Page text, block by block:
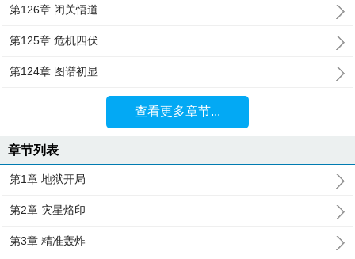
第126章 闭关悟道
第125章 危机四伏
第124章 图谱初显
查看更多章节...
章节列表
第1章 地狱开局
第2章 灾星烙印
第3章 精准轰炸